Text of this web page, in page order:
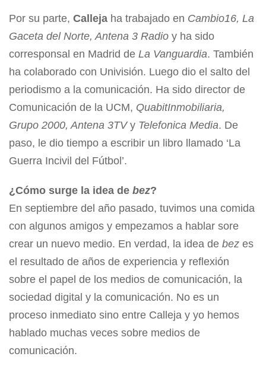
Por su parte, Calleja ha trabajado en Cambio16, La
Gaceta del Norte, Antena 3 Radio y ha sido
corresponsal en Madrid de La Vanguardia. También
ha colaborado con Univisión. Luego dio el salto del
periodismo a la comunicación. Ha sido director de
Comunicación de la UCM, QuabitInmobiliaria,
Grupo 2000, Antena 3TVy Telefonica Media. De
paso, le dio tiempo a escribir un libro llamado ‘La
Guerra Incivil del Fútbol’.
¿Cómo surge la idea de bez?
En septiembre del año pasado, tuvimos una comida
con algunos amigos y empezamos a hablar sore
crear un nuevo medio. En verdad, la idea de bez es
el resultado de años de experiencia y reflexión
sobre el papel de los medios de comunicación, la
sociedad digital y la comunicación. No es un
proceso inmediato sino entre Calleja y yo hemos
hablado muchas veces sobre medios de
comunicación.